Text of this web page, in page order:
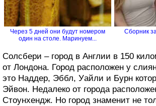
Через 5 дней они будут номером
один на столе. Маринуем...
Сборник
Солсбери – город в Англии в 150
от Лондона. Город расположен у
это Наддер, Эббл, Уайли и Бурн
Эйвон. Недалеко от города
Стоунхендж. Но город знаменит не